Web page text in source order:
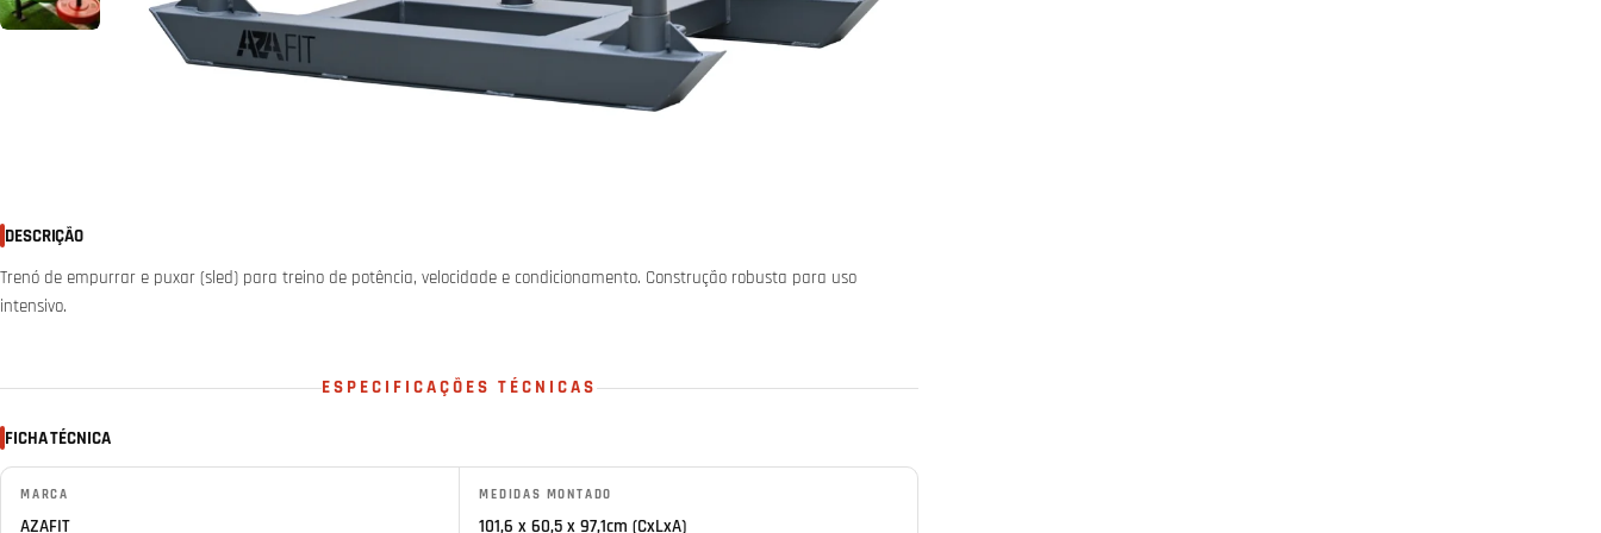
DESCRIÇÃO
Trenó de empurrar e puxar (sled) para treino de potência, velocidade e condicionamento. Construção robusta para uso
intensivo.
ESPECIFICAÇÕES TÉCNICAS
FICHA TÉCNICA
MARCA
AZAFIT
MEDIDAS MONTADO
101,6 x 60,5 x 97,1cm (CxLxA)